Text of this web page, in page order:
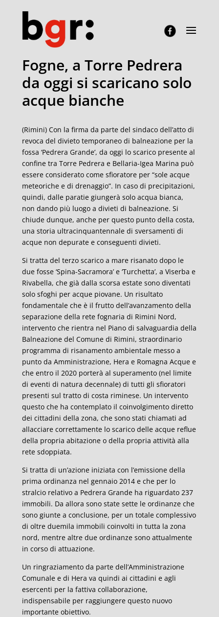
Fogne, a Torre Pedrera
da oggi si scaricano solo
acque bianche
(Rimini) Con la firma da parte del sindaco dell’atto di
revoca del divieto temporaneo di balneazione per la
fossa ‘Pedrera Grande’, da oggi lo scarico presente al
confine tra Torre Pedrera e Bellaria-Igea Marina può
essere considerato come sfioratore per “sole acque
meteoriche e di drenaggio”. In caso di precipitazioni,
quindi, dalle paratie giungerà solo acqua bianca,
non dando più luogo a divieti di balneazione. Si
chiude dunque, anche per questo punto della costa,
una storia ultracinquantennale di sversamenti di
acque non depurate e conseguenti divieti.
Si tratta del terzo scarico a mare risanato dopo le
due fosse ‘Spina-Sacramora’ e ‘Turchetta’, a Viserba e
Rivabella, che già dalla scorsa estate sono diventati
solo sfoghi per acque piovane. Un risultato
fondamentale che è il frutto dell’avanzamento della
separazione della rete fognaria di Rimini Nord,
intervento che rientra nel Piano di salvaguardia della
Balneazione del Comune di Rimini, straordinario
programma di risanamento ambientale messo a
punto da Amministrazione, Hera e Romagna Acque e
che entro il 2020 porterà al superamento (nel limite
di eventi di natura decennale) di tutti gli sfioratori
presenti sul tratto di costa riminese. Un intervento
questo che ha contemplato il coinvolgimento diretto
dei cittadini della zona, che sono stati chiamati ad
allacciare correttamente lo scarico delle acque reflue
della propria abitazione o della propria attività alla
rete sdoppiata.
Si tratta di un’azione iniziata con l’emissione della
prima ordinanza nel gennaio 2014 e che per lo
stralcio relativo a Pedrera Grande ha riguardato 237
immobili. Da allora sono state sette le ordinanze che
sono giunte a conclusione, per un totale complessivo
di oltre duemila immobili coinvolti in tutta la zona
nord, mentre altre due ordinanze sono attualmente
in corso di attuazione.
Un ringraziamento da parte dell’Amministrazione
Comunale e di Hera va quindi ai cittadini e agli
esercenti per la fattiva collaborazione,
indispensabile per raggiungere questo nuovo
importante obiettivo.